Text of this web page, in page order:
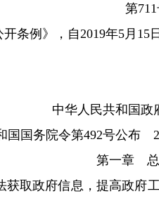
第
条例》，自 2019年5月15
中华人民共和国政
国国务院令第492号公布
第一章
取政府信息，提高政府